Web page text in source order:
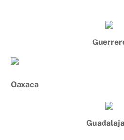
Oaxaca